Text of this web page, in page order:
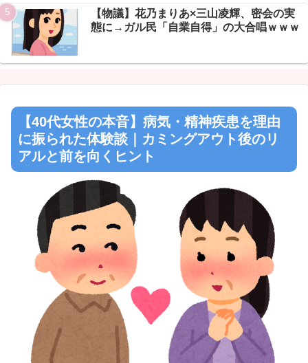
【物議】花乃まりあ×三山凌輝、密会の実
態に→ガル民「自業自得」の大合唱ｗｗｗ
【40代女性の本音】病気・精神疾患を理由
に振られた体験談｜カミングアウト後のリ
アルと前を向くヒント